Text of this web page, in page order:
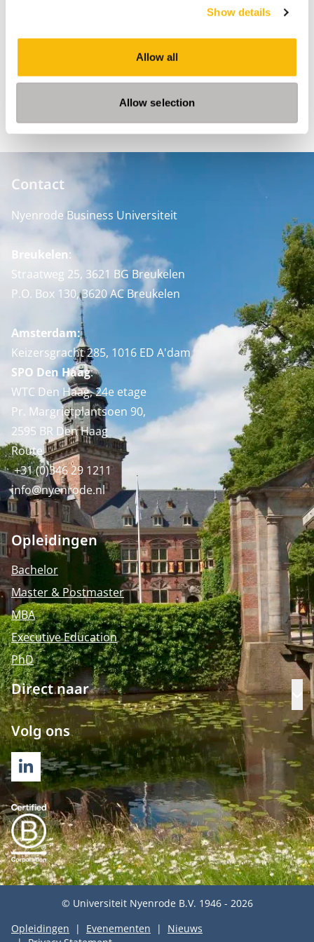
Show details
Allow all
Allow selection
Strategy, Organization & Leadership
Leiderschap
Contact
Nyenrode Business Universiteit
Breukelen:
Straatweg 25, 3621 BG Breukelen
P.O. Box 130, 3620 AC Breukelen
Amsterdam:
Keizersgracht 285, 1016 ED A'dam
SPO Den Haag:
WTC Den Haag, 24e etage
Pr. Margrietplantsoen 90,
2595 BR Den Haag
Route
+31 (0)346 29 1211
info@nyenrode.nl
Opleidingen
Bachelor
Master & Postmaster
MBA
Executive Education
PhD
Direct naar
Volg ons
LINKEDIN
© Universiteit Nyenrode B.V. 1946 - 2026
Opleidingen
Evenementen
Nieuws